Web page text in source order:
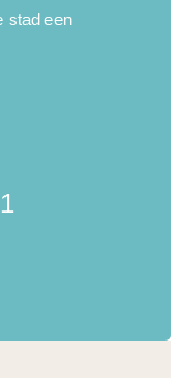
stad een